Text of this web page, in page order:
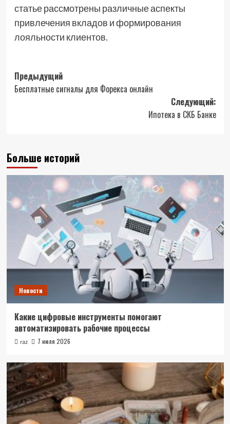
статье рассмотрены различные аспекты
привлечения вкладов и формирования
лояльности клиентов.
Навигация
записи
Предыдущий
Бесплатные сигналы для Форекса онлайн
Следующий:
Ипотека в СКБ Банке
Больше историй
Новости
Какие цифровые инструменты помогают
автоматизировать рабочие процессы
raz 7 июля 2026